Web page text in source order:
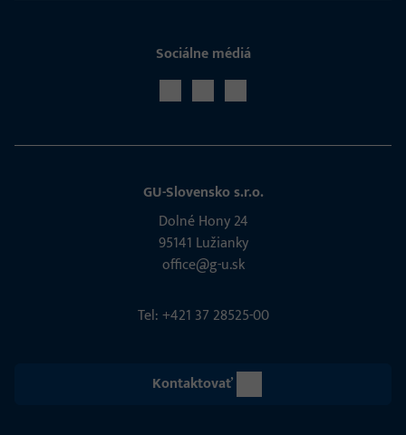
Sociálne médiá
GU-Slovensko s.r.o.
Dolné Hony 24
95141 Lužianky
office@g-u.sk
Tel: +421 37 28525-00
Kontaktovať